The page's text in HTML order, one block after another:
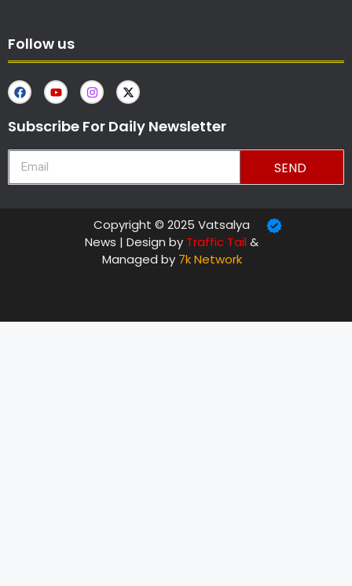
Follow us
Subscribe For Daily Newsletter
SEND
Copyright © 2025 Vatsalya
News | Design by Traffic Tail&
Managed by 7k Network